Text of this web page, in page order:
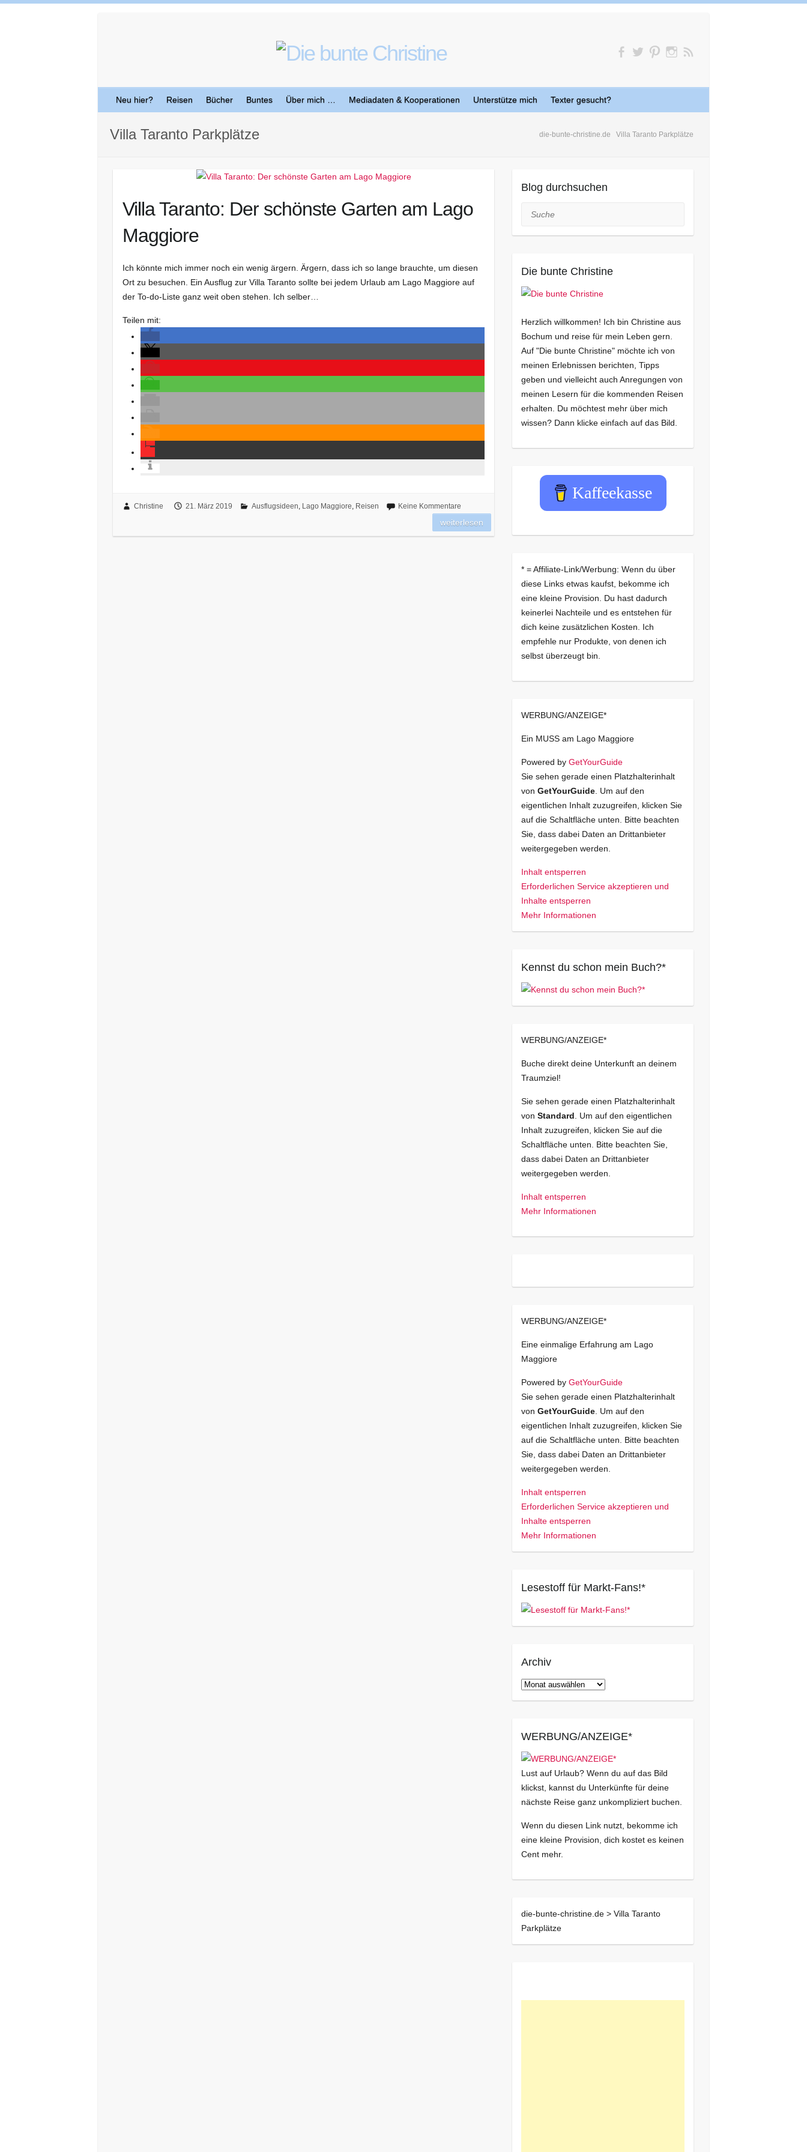
Neu hier? Reisen Bücher Buntes Über mich … Mediadaten & Kooperationen Unterstütze mich Texter gesucht?
die-bunte-christine.de Villa Taranto Parkplätze
Villa Taranto Parkplätze
Villa Taranto: Der schönste Garten am Lago
Maggiore
Ich könnte mich immer noch ein wenig ärgern. Ärgern, dass ich so lange brauchte, um diesen
Ort zu besuchen. Ein Ausflug zur Villa Taranto sollte bei jedem Urlaub am Lago Maggiore auf
der To-do-Liste ganz weit oben stehen. Ich selber…
Teilen mit:
Christine 21. März 2019 Ausflugsideen, Lago Maggiore, Reisen Keine Kommentare
weiterlesen
Blog durchsuchen
Suche
Die bunte Christine
Herzlich willkommen! Ich bin Christine aus
Bochum und reise für mein Leben gern.
Auf "Die bunte Christine" möchte ich von
meinen Erlebnissen berichten, Tipps
geben und vielleicht auch Anregungen von
meinen Lesern für die kommenden Reisen
erhalten. Du möchtest mehr über mich
wissen? Dann klicke einfach auf das Bild.
Kaffeekasse
* = Affiliate-Link/Werbung: Wenn du über
diese Links etwas kaufst, bekomme ich
eine kleine Provision. Du hast dadurch
keinerlei Nachteile und es entstehen für
dich keine zusätzlichen Kosten. Ich
empfehle nur Produkte, von denen ich
selbst überzeugt bin.
WERBUNG/ANZEIGE*
Ein MUSS am Lago Maggiore
Powered by GetYourGuide
Sie sehen gerade einen Platzhalterinhalt
von GetYourGuide. Um auf den
eigentlichen Inhalt zuzugreifen, klicken Sie
auf die Schaltfläche unten. Bitte beachten
Sie, dass dabei Daten an Drittanbieter
weitergegeben werden.
Inhalt entsperren
Erforderlichen Service akzeptieren und
Inhalte entsperren
Mehr Informationen
Kennst du schon mein Buch?*
WERBUNG/ANZEIGE*
Buche direkt deine Unterkunft an deinem
Traumziel!
Sie sehen gerade einen Platzhalterinhalt
von Standard . Um auf den eigentlichen
Inhalt zuzugreifen, klicken Sie auf die
Schaltfläche unten. Bitte beachten Sie,
dass dabei Daten an Drittanbieter
weitergegeben werden.
Inhalt entsperren
Mehr Informationen
WERBUNG/ANZEIGE*
Eine einmalige Erfahrung am Lago
Maggiore
Powered by GetYourGuide
Sie sehen gerade einen Platzhalterinhalt
von GetYourGuide. Um auf den
eigentlichen Inhalt zuzugreifen, klicken Sie
auf die Schaltfläche unten. Bitte beachten
Sie, dass dabei Daten an Drittanbieter
weitergegeben werden.
Inhalt entsperren
Erforderlichen Service akzeptieren und
Inhalte entsperren
Mehr Informationen
Lesestoff für Markt-Fans!*
Archiv
Archiv
WERBUNG/ANZEIGE*
Lust auf Urlaub? Wenn du auf das Bild
klickst, kannst du Unterkünfte für deine
nächste Reise ganz unkompliziert buchen.
Wenn du diesen Link nutzt, bekomme ich
eine kleine Provision, dich kostet es keinen
Cent mehr.
die-bunte-christine.de > Villa Taranto
Parkplätze